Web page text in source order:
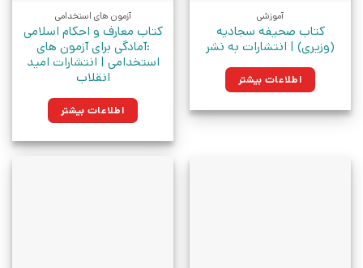
آموزشی
کتاب صحیفه سجادیه
(وزیری) | انتشارات به نشر
اطلاعات بیشتر
آزمون های استخدامی
کتاب معارف و احکام اسلامی
:آمادگی برای آزمون های
استخدامی | انتشارات امید
انقلاب
اطلاعات بیشتر